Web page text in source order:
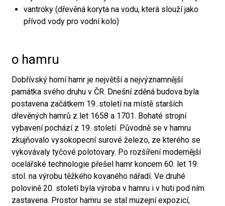
vantroky (dřevěná koryta na vodu, která slouží jako
přívod vody pro vodní kolo)
o hamru
Dobřívský horní hamr je největší a nejvýznamnější
památka svého druhu v ČR. Dnešní zděná budova byla
postavena začátkem 19. století na místě starších
dřevěných hamrů z let 1658 a 1701. Bohaté strojní
vybavení pochází z 19. století. Původně se v hamru
zkujňovalo vysokopecní surové železo, ze kterého se
vykovávaly tyčové polotovary. Po rozšíření modernější
ocelářské technologie přešel hamr koncem 60. let 19.
stol. na výrobu těžkého kovaného nářadí. Ve druhé
polovině 20. století byla výroba v hamru i v huti pod ním
zastavena. Prostor hamru se stal muzejní expozicí,